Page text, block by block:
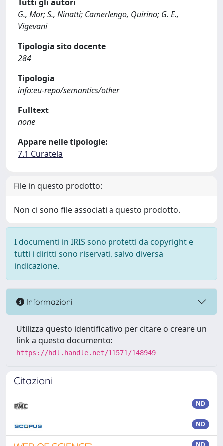
Tutti gli autori
G., Mor; S., Ninatti; Camerlengo, Quirino; G. E.,
Vigevani
Tipologia sito docente
284
Tipologia
info:eu-repo/semantics/other
Fulltext
none
Appare nelle tipologie:
7.1 Curatela
File in questo prodotto:
Non ci sono file associati a questo prodotto.
I documenti in IRIS sono protetti da copyright e
tutti i diritti sono riservati, salvo diversa
indicazione.
Informazioni
Utilizza questo identificativo per citare o creare un
link a questo documento:
https://hdl.handle.net/11571/148949
Citazioni
ND
ND